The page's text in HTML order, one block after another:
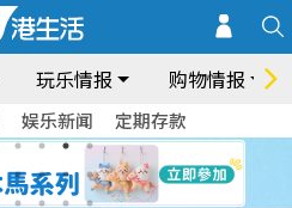
玩乐情报 购物情报
娱乐新闻 定期存款